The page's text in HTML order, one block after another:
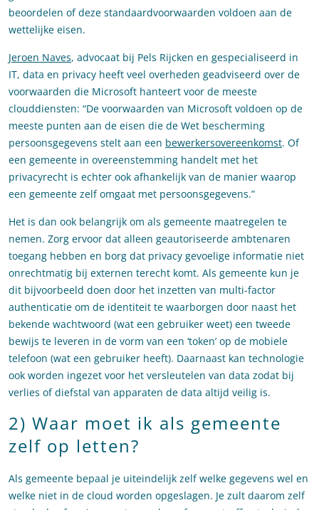
beoordelen of deze standaardvoorwaarden voldoen aan de
wettelijke eisen.
Jeroen Naves, advocaat bij Pels Rijcken en gespecialiseerd in
IT, data en privacy heeft veel overheden geadviseerd over de
voorwaarden die Microsoft hanteert voor de meeste
clouddiensten: “De voorwaarden van Microsoft voldoen op de
meeste punten aan de eisen die de Wet bescherming
persoonsgegevens stelt aan een bewerkersovereenkomst. Of
een gemeente in overeenstemming handelt met het
privacyrecht is echter ook afhankelijk van de manier waarop
een gemeente zelf omgaat met persoonsgegevens.”
Het is dan ook belangrijk om als gemeente maatregelen te
nemen. Zorg ervoor dat alleen geautoriseerde ambtenaren
toegang hebben en borg dat privacy gevoelige informatie niet
onrechtmatig bij externen terecht komt. Als gemeente kun je
dit bijvoorbeeld doen door het inzetten van multi-factor
authenticatie om de identiteit te waarborgen door naast het
bekende wachtwoord (wat een gebruiker weet) een tweede
bewijs te leveren in de vorm van een ‘token’ op de mobiele
telefoon (wat een gebruiker heeft). Daarnaast kan technologie
ook worden ingezet voor het versleutelen van data zodat bij
verlies of diefstal van apparaten de data altijd veilig is.
2) Waar moet ik als gemeente
zelf op letten?
Als gemeente bepaal je uiteindelijk zelf welke gegevens wel en
welke niet in de cloud worden opgeslagen. Je zult daarom zelf